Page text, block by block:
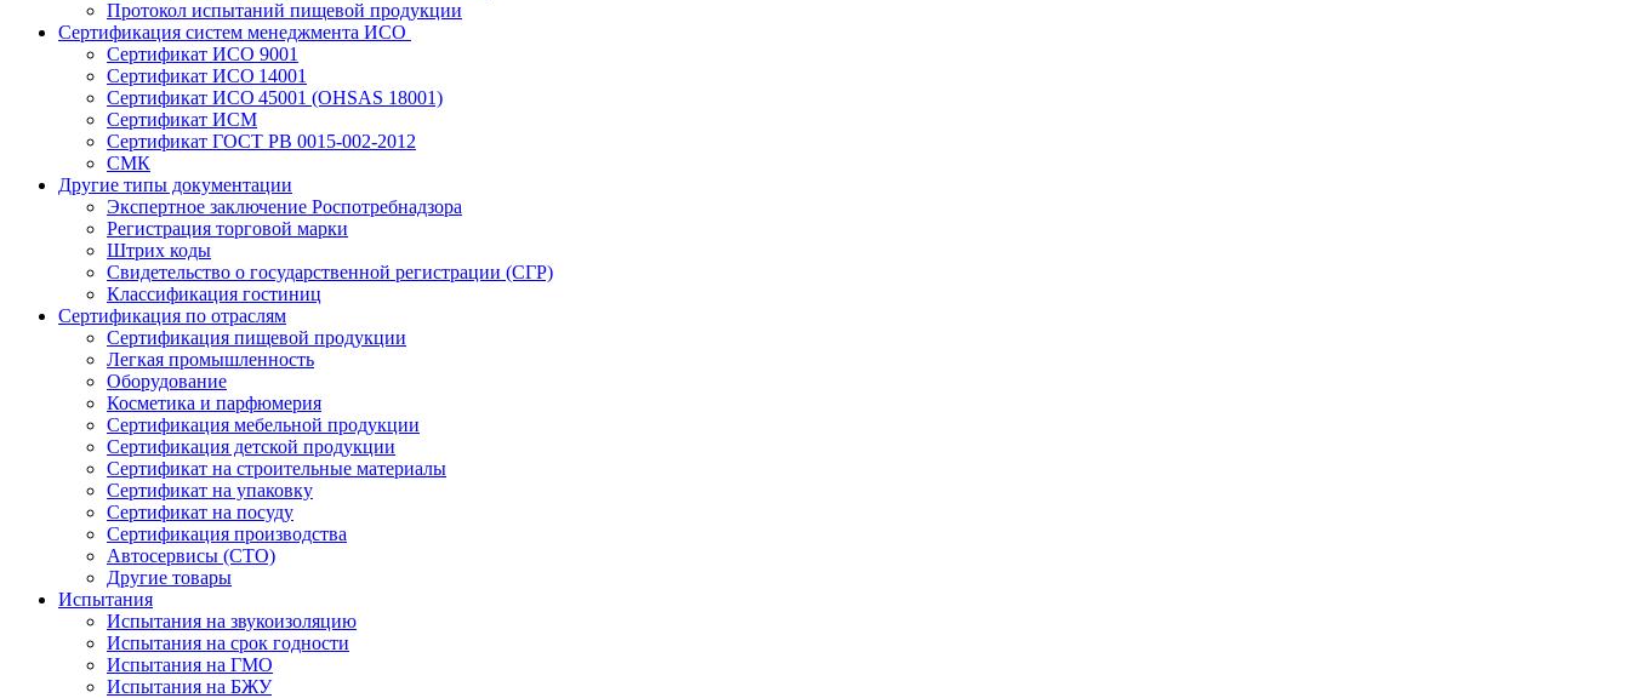
Протокол испытаний пищевой продукции
Сертификация систем менеджмента ИСО
Сертификат ИСО 9001
Сертификат ИСО 14001
Сертификат ИСО 45001 (OHSAS 18001)
Сертификат ИСМ
Сертификат ГОСТ РВ 0015-002-2012
СМК
Другие типы документации
Экспертное заключение Роспотребнадзора
Регистрация торговой марки
Штрих коды
Свидетельство о государственной регистрации (СГР)
Классификация гостиниц
Сертификация по отраслям
Сертификация пищевой продукции
Легкая промышленность
Оборудование
Косметика и парфюмерия
Сертификация мебельной продукции
Сертификация детской продукции
Сертификат на строительные материалы
Сертификат на упаковку
Сертификат на посуду
Сертификация производства
Автосервисы (СТО)
Другие товары
Испытания
Испытания на звукоизоляцию
Испытания на срок годности
Испытания на ГМО
Испытания на БЖУ